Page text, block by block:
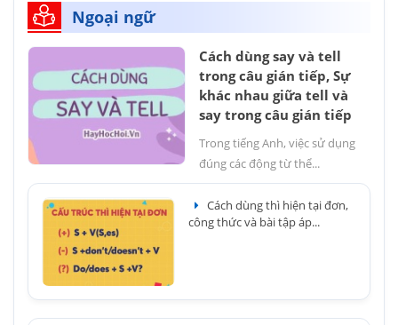
Ngoại ngữ
Cách dùng say và tell
trong câu gián tiếp, Sự
khác nhau giữa tell và
say trong câu gián tiếp
Trong tiếng Anh, việc sử dụng
đúng các động từ thể...
Cách dùng thì hiện tại đơn,
công thức và bài tập áp...